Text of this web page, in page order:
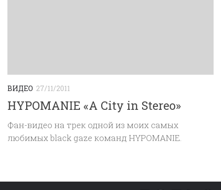
ВИДЕО 27/11/2011
HYPOMANIE «A City in Stereo»
Фан-видео на трек одной из моих самых
любимых black gaze команд HYPOMANIE.